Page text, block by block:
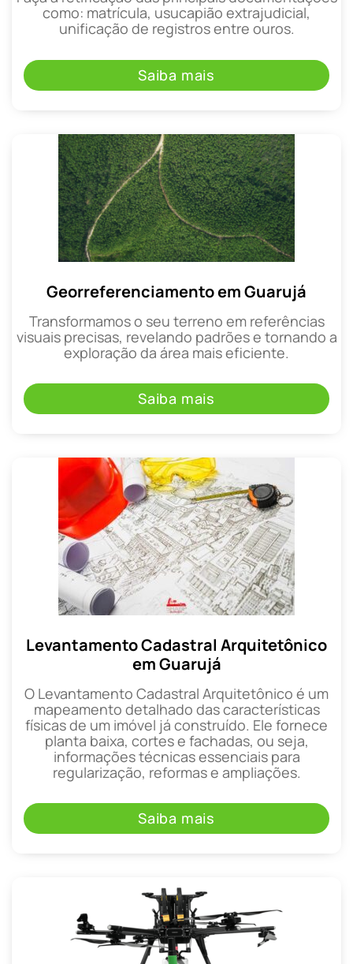
como: matrícula, usucapião extrajudicial,
unificação de registros entre ouros.
Saiba mais
Georreferenciamento em Guarujá
Transformamos o seu terreno em referências
visuais precisas, revelando padrões e tornando a
exploração da área mais eficiente.
Saiba mais
Levantamento Cadastral Arquitetônico
em Guarujá
O Levantamento Cadastral Arquitetônico é um
mapeamento detalhado das características
físicas de um imóvel já construído. Ele fornece
planta baixa, cortes e fachadas, ou seja,
informações técnicas essenciais para
regularização, reformas e ampliações.
Saiba mais